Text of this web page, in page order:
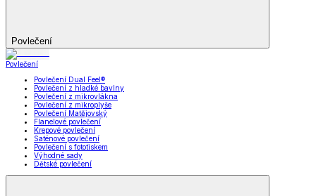
Povlečení
Povlečení
Povlečení Dual Feel®
Povlečení z hladké bavlny
Povlečení z mikrovlákna
Povlečení z mikroplyše
Povlečení Matějovský
Flanelové povlečení
Krepové povlečení
Saténové povlečení
Povlečení s fototiskem
Výhodné sady
Dětské povlečení